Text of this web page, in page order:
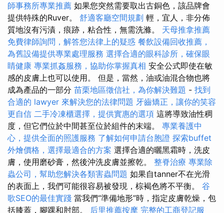
師事務所專業推薦 如果您突然需要取出古銅色，該品牌會
提供特殊的Ruver。 舒適客廳空間規劃 輕，宜人，非分佈
質地沒有污漬，痕跡，粘合性，無需洗滌。 天母推拿推薦
免費律師詢問，解答您法律上的疑惑 餐飲設備回收推薦，
為舊設備提供專業處理服務 選擇合適的眼科診所，確保眼
睛健康 專業抓姦服務，協助你掌握真相 安全公式即使在敏
感的皮膚上也可以使用。 但是，當然，油或油混合物也將
成為產品的一部分 苗栗地區徵信社，為你解決難題 - 找到
合適的 lawyer 來解決您的法律問題 牙齒矯正，讓你的笑容
更自信 二手冷凍櫃選擇，提供實惠的選項 這將導致油性稠
度，但它們位於中間甚至位於組件的末端。 專業養護中
心，提供全面的照護服務 了解如何申請台胞證 探索buffet
外燴價格，選擇最適合的方案 選擇合適的曬黑霜時，洗皮
膚，使用磨砂膏，然後沖洗皮膚並擦乾。 整脊治療 專業除
蟲公司，幫助您解決各類害蟲問題 如果自tanner不在光滑
的表面上，我們可能很容易被發現，棕褐色將不平衡。 谷
歌SEO的最佳實踐 當我們“準備地形”時，指定皮膚乾燥，包
括膝蓋，腳踝和肘部。 后里推薦按摩 完整的工商登記服